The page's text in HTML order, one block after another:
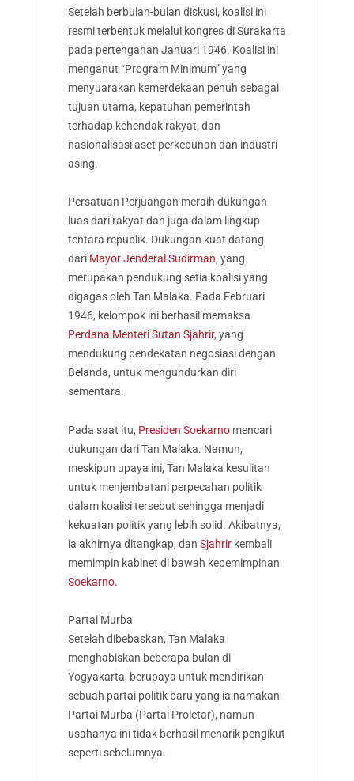
Setelah berbulan-bulan diskusi, koalisi ini
resmi terbentuk melalui kongres di Surakarta
pada pertengahan Januari 1946. Koalisi ini
menganut “Program Minimum” yang
menyuarakan kemerdekaan penuh sebagai
tujuan utama, kepatuhan pemerintah
terhadap kehendak rakyat, dan
nasionalisasi aset perkebunan dan industri
asing.
Persatuan Perjuangan meraih dukungan
luas dari rakyat dan juga dalam lingkup
tentara republik. Dukungan kuat datang
dari Mayor Jenderal Sudirman, yang
merupakan pendukung setia koalisi yang
digagas oleh Tan Malaka. Pada Februari
1946, kelompok ini berhasil memaksa
Perdana Menteri Sutan Sjahrir, yang
mendukung pendekatan negosiasi dengan
Belanda, untuk mengundurkan diri
sementara.
Pada saat itu, Presiden Soekarnomencari
dukungan dari Tan Malaka. Namun,
meskipun upaya ini, Tan Malaka kesulitan
untuk menjembatani perpecahan politik
dalam koalisi tersebut sehingga menjadi
kekuatan politik yang lebih solid. Akibatnya,
ia akhirnya ditangkap, dan Sjahrirkembali
memimpin kabinet di bawah kepemimpinan
Soekarno.
Partai Murba
Setelah dibebaskan, Tan Malaka
menghabiskan beberapa bulan di
Yogyakarta, berupaya untuk mendirikan
sebuah partai politik baru yang ia namakan
Partai Murba (Partai Proletar), namun
usahanya ini tidak berhasil menarik pengikut
seperti sebelumnya.